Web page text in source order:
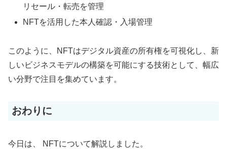
リセール・転売を管理
NFTを活用した本人確認・入場管理
このように、NFTはデジタル資産の所有権を可視化し、新
しいビジネスモデルの構築を可能にする技術として、幅広
い分野で注目を集めています。
おわりに
今日は、 NFTについて解説しました。